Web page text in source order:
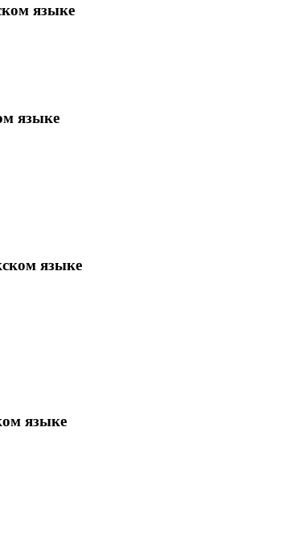
языке
языке
языке
языке